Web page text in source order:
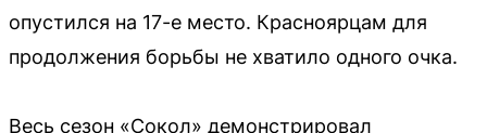
опустился на 17-е место. Красноярцам для
продолжения борьбы не хватило одного очка.
Весь сезон «Сокол» демонстрировал